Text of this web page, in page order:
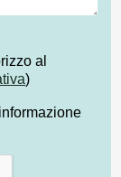
al
)